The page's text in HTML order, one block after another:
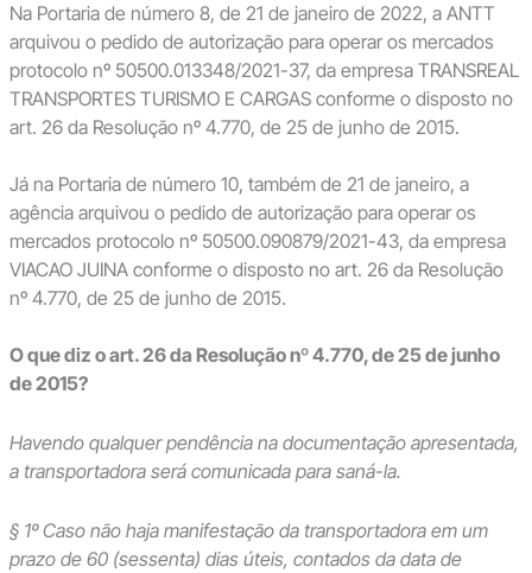
Na Portaria de número 8, de 21 de janeiro de 2022, a ANTT
arquivou o pedido de autorização para operar os mercados
protocolo nº 50500.013348/2021-37, da empresa TRANSREAL
TRANSPORTES TURISMO E CARGAS conforme o disposto no
art. 26 da Resolução nº 4.770, de 25 de junho de 2015.
Já na Portaria de número 10, também de 21 de janeiro, a
agência arquivou o pedido de autorização para operar os
mercados protocolo nº 50500.090879/2021-43, da empresa
VIACAO JUINA conforme o disposto no art. 26 da Resolução
nº 4.770, de 25 de junho de 2015.
O que diz o art. 26 da Resolução nº 4.770, de 25 de junho
de 2015?
Havendo qualquer pendência na documentação apresentada,
a transportadora será comunicada para saná-la.
§ 1º Caso não haja manifestação da transportadora em um
prazo de 60 (sessenta) dias úteis, contados da data de